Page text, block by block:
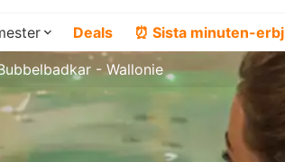
Deals ⏰ Sista minuten-
- Wallonie